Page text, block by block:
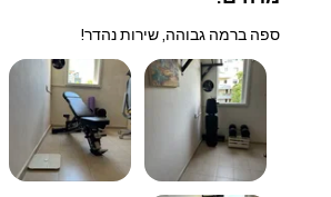
ספה ברמה גבוהה, שירות נהדר!